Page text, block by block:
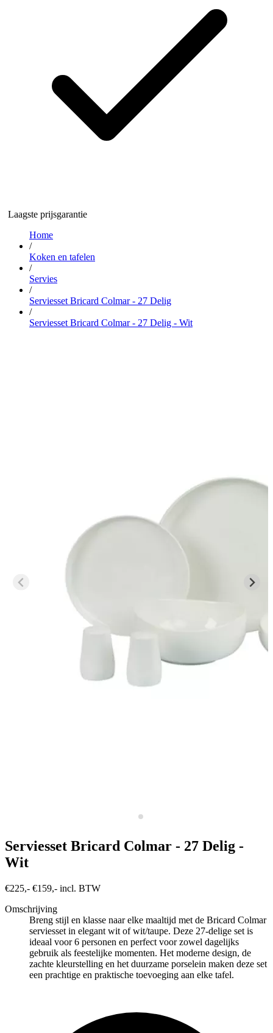
Laagste prijsgarantie
Home
/
Koken en tafelen
/
Servies
/
Serviesset Bricard Colmar - 27 Delig
/
Serviesset Bricard Colmar - 27 Delig - Wit
Serviesset Bricard Colmar - 27 Delig -
Wit
€225,- €159,- incl. BTW
Omschrijving
Breng stijl en klasse naar elke maaltijd met de Bricard Colmar
serviesset in elegant wit of wit/taupe. Deze 27-delige set is
ideaal voor 6 personen en perfect voor zowel dagelijks
gebruik als feestelijke momenten. Het moderne design, de
zachte kleurstelling en het duurzame porselein maken deze set
een prachtige en praktische toevoeging aan elke tafel.